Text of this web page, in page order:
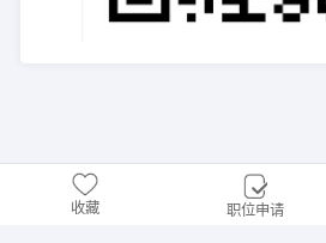
收藏 职位申请